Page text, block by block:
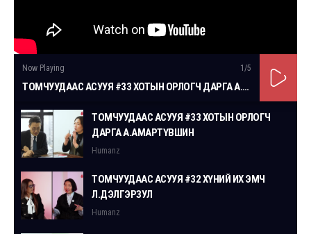
Now Playing 1 /5
ТОМЧУУДААС АСУУЯ #33 ХОТЫН ОРЛОГЧ ДАРГА А.АМАРТҮВШИН
ТОМЧУУДААС АСУУЯ #33 ХОТЫН ОРЛОГЧ
ДАРГА А.АМАРТҮВШИН
Humanz
ТОМЧУУДААС АСУУЯ #32 ХҮНИЙ ИХ ЭМЧ
Л.ДЭЛГЭРЗУЛ
Humanz